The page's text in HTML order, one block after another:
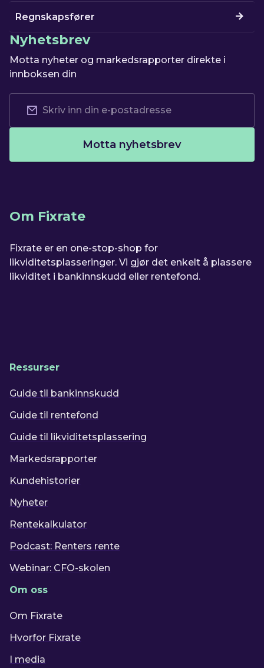
Regnskapsfører
Nyhetsbrev
Motta nyheter og markedsrapporter direkte i
innboksen din
Motta nyhetsbrev
Om Fixrate
Fixrate er en one-stop-shop for
likviditetsplasseringer. Vi gjør det enkelt å plassere
likviditet i bankinnskudd eller rentefond.
Ressurser
Guide til bankinnskudd
Guide til rentefond
Guide til likviditetsplassering
Markedsrapporter
Kundehistorier
Nyheter
Rentekalkulator
Podcast: Renters rente
Webinar: CFO-skolen
Om oss
Om Fixrate
Hvorfor Fixrate
I media